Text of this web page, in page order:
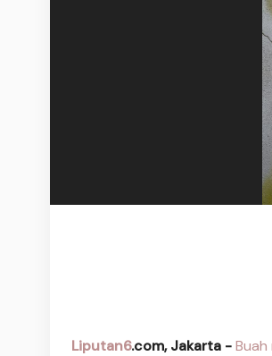
Liputan6.com, Jakarta -Buah